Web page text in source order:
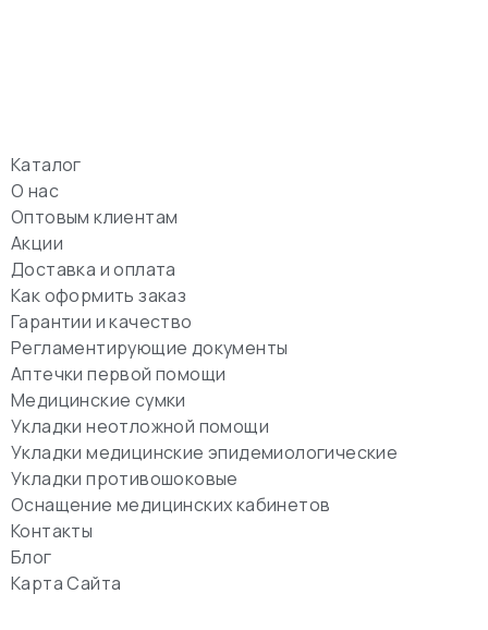
Каталог
О нас
Оптовым клиентам
Акции
Доставка и оплата
Как оформить заказ
Гарантии и качество
Регламентирующие документы
Аптечки первой помощи
Медицинские сумки
Укладки неотложной помощи
Укладки медицинские эпидемиологические
Укладки противошоковые
Оснащение медицинских кабинетов
Контакты
Блог
Карта Сайта